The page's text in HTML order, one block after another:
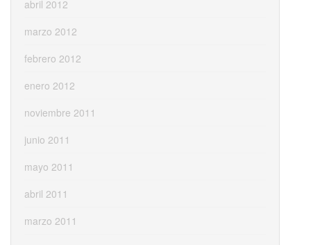
abril 2012
marzo 2012
febrero 2012
enero 2012
noviembre 2011
junio 2011
mayo 2011
abril 2011
marzo 2011